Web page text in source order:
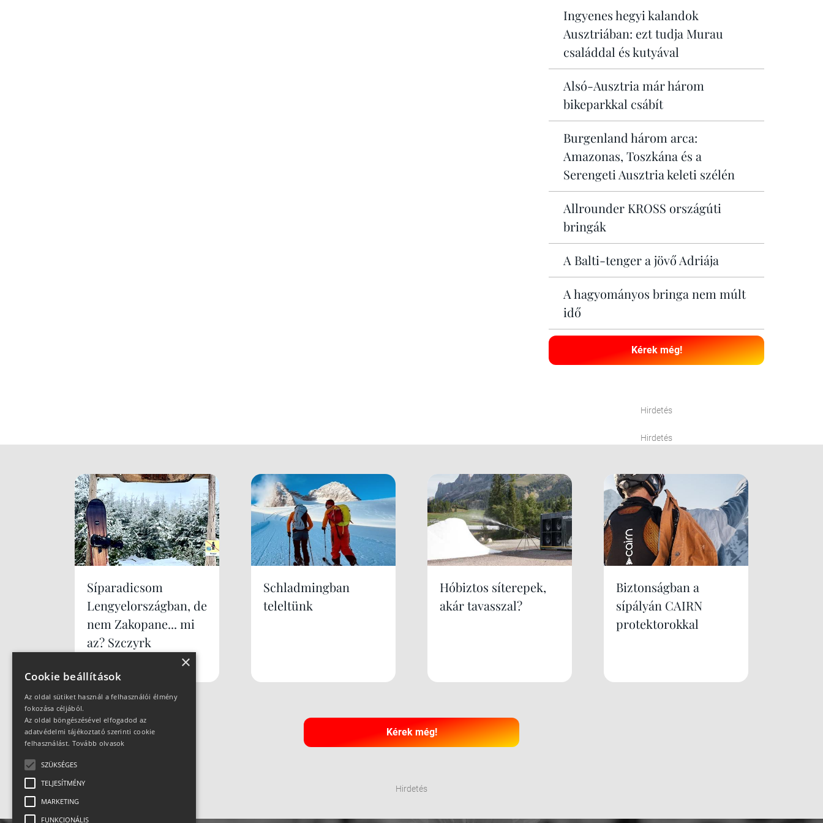
Ingyenes hegyi kalandok
Ausztriában: ezt tudja Murau
családdal és kutyával
Alsó-Ausztria már három
bikeparkkal csábít
Burgenland három arca:
Amazonas, Toszkána és a
Serengeti Ausztria keleti szélén
Allrounder KROSS országúti
bringák
A Balti-tenger a jövő Adriája
A hagyományos bringa nem múlt
idő
Kérek még!
Hirdetés
Hirdetés
Síparadicsom
Lengyelországban, de
nem Zakopane... mi
az? Szczyrk
Schladmingban
teleltünk
Hóbiztos síterepek,
akár tavasszal?
Biztonságban a
sípályán CAIRN
protektorokkal
Kérek még!
Hirdetés
×
Cookie beállítások
Az oldal sütiket használ a felhasználói élmény
fokozása céljából.
Az oldal böngészésével elfogadod az
adatvédelmi tájékoztató szerinti cookie
felhasználást. Tovább olvasok
SZÜKSÉGES
TELJESÍTMÉNY
MARKETING
FUNKCIONÁLIS